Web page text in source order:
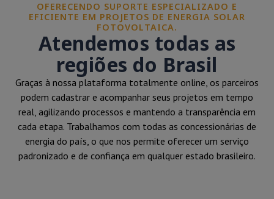
OFERECENDO SUPORTE ESPECIALIZADO E
EFICIENTE EM PROJETOS DE ENERGIA SOLAR
FOTOVOLTAICA.
Atendemos todas as
regiões do Brasil
Graças à nossa plataforma totalmente online, os parceiros
podem cadastrar e acompanhar seus projetos em tempo
real, agilizando processos e mantendo a transparência em
cada etapa. Trabalhamos com todas as concessionárias de
energia do país, o que nos permite oferecer um serviço
padronizado e de confiança em qualquer estado brasileiro.